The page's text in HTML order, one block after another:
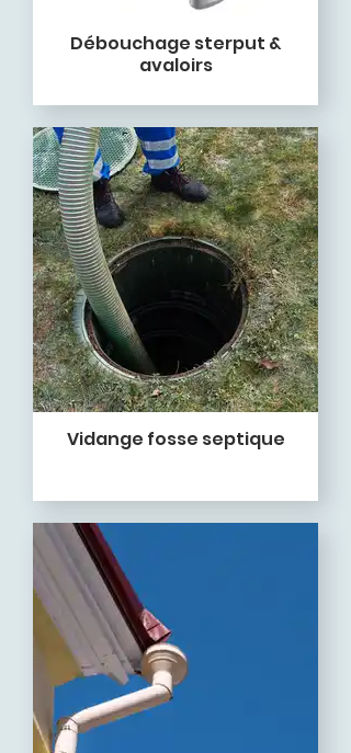
Débouchage sterput &
avaloirs
Vidange fosse septique